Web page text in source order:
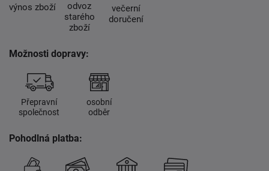
výnos zboží
odvoz
starého
zboží
večerní
doručení
Možnosti dopravy:
Přepravní
společnost
osobní
odběr
Pohodlná platba: